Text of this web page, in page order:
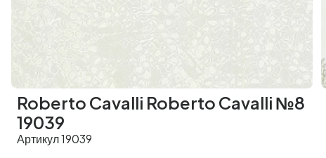
Roberto Cavalli Roberto Cavalli №8
19039
Артикул 19039